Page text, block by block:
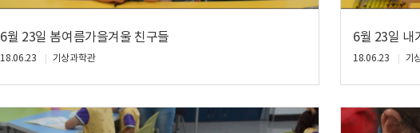
6월 23일 봄여름가을겨울 친구들
18.06.23 기상과학관
6월 23일 내
18.06.23 기